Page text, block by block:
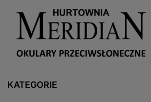
KATEGORIE